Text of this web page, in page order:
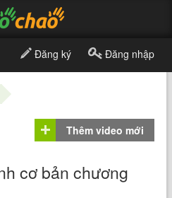
Đăng ký Đăng nhập
Thêm video mới
cơ bản chương